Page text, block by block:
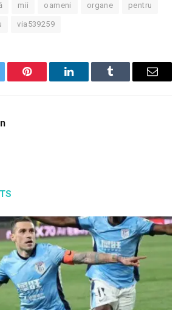
mii oameni organe pentru
via539259
Pinterest LinkedInTumblr Email